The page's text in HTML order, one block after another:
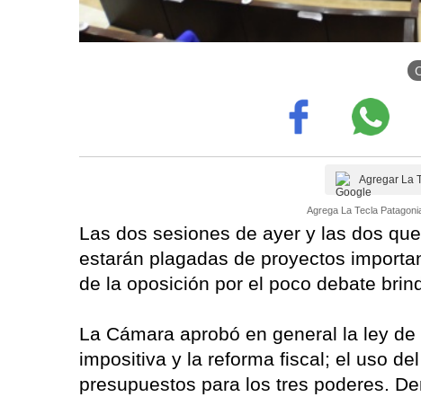
Agregar La
Agrega La Tecla
Las dos sesiones de ayer y las dos
estarán plagadas de proyectos
de la oposición por el poco debate
La Cámara aprobó en general la ley
impositiva y la reforma fiscal; el uso
presupuestos para los tres poderes.